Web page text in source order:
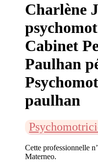
Charlène
Cabinet
Paulhan
paulhan
Cette professionnelle
Materneo.